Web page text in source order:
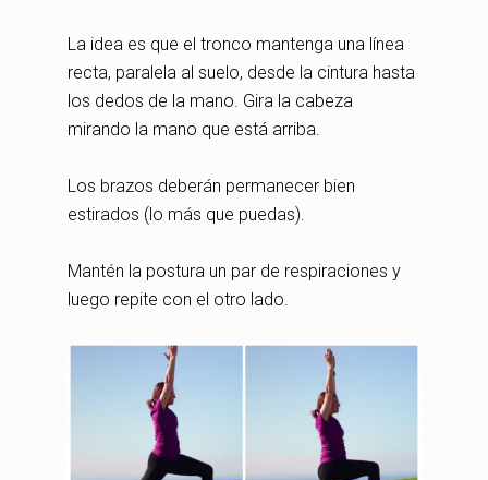
La idea es que el tronco mantenga una línea
recta, paralela al suelo, desde la cintura hasta
los dedos de la mano. Gira la cabeza
mirando la mano que está arriba.
Los brazos deberán permanecer bien
estirados (lo más que puedas).
Mantén la postura un par de respiraciones y
luego repite con el otro lado.